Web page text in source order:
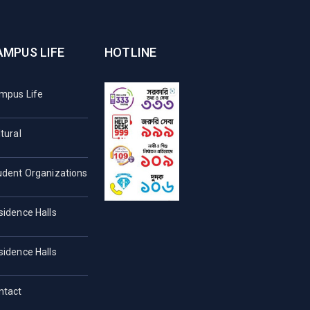
LIFE
Life
Organizations
Halls
Halls
HOTLINE